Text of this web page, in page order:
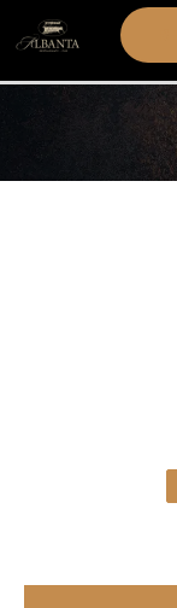
contenido